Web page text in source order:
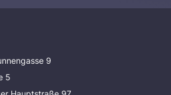
9
5